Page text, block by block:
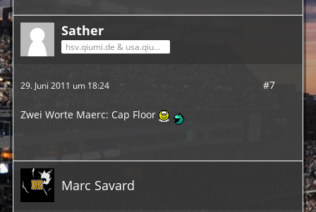
Sather
hsv.qiumi.de & usa.qiumi.de
29. Juni 2011 um 18:24 #7
Zwei Worte Maerc: Cap Floor
Marc Savard